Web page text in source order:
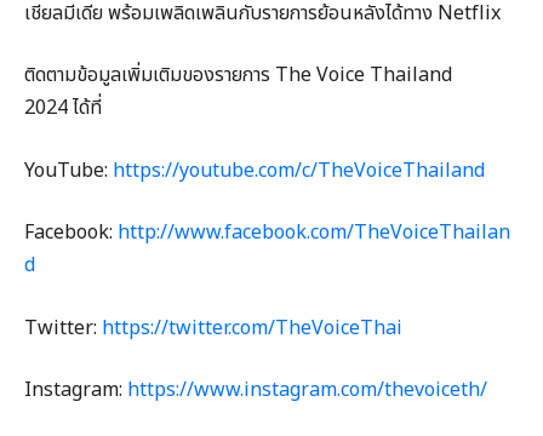
เชียลมีเดีย พร้อมเพลิดเพลินกับรายการย้อนหลังได้ทาง Netflix
ติดตามข้อมูลเพิ่มเติมของรายการ The Voice Thailand
2024 ได้ที่
YouTube: https://youtube.com/c/TheVoiceThailand
Facebook: http://www.facebook.com/TheVoiceThailan
d
Twitter: https://twitter.com/TheVoiceThai
Instagram: https://www.instagram.com/thevoiceth/